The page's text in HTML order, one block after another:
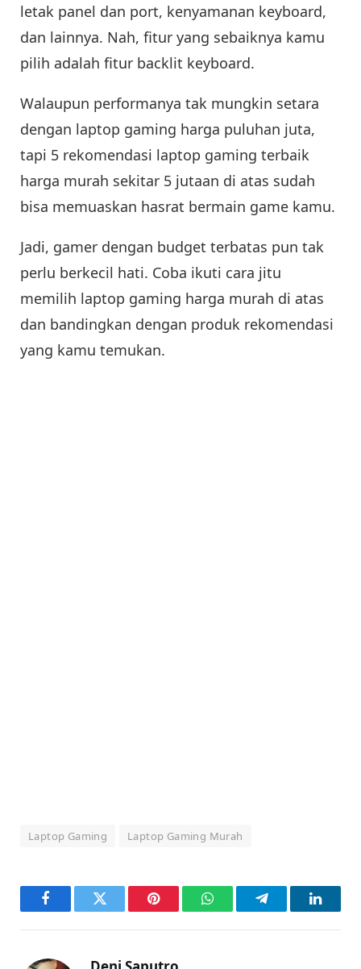
letak panel dan port, kenyamanan keyboard,
dan lainnya. Nah, fitur yang sebaiknya kamu
pilih adalah fitur backlit keyboard.
Walaupun performanya tak mungkin setara
dengan laptop gaming harga puluhan juta,
tapi 5 rekomendasi laptop gaming terbaik
harga murah sekitar 5 jutaan di atas sudah
bisa memuaskan hasrat bermain game kamu.
Jadi, gamer dengan budget terbatas pun tak
perlu berkecil hati. Coba ikuti cara jitu
memilih laptop gaming harga murah di atas
dan bandingkan dengan produk rekomendasi
yang kamu temukan.
Laptop Gaming Laptop Gaming Murah
FacebookTwitter Pinterest WhatsAppTelegram